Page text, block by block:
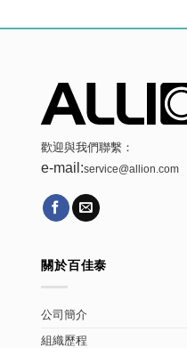
歡迎與我們聯繫：
e-mail:service@allion.com
關於百佳泰
公司簡介
組織歷程